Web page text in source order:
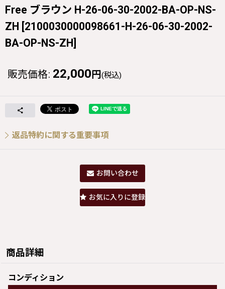
Free ブラウン H-26-06-30-2002-BA-OP-NS-
ZH [2100030000098661-H-26-06-30-2002-
BA-OP-NS-ZH]
販売価格: 22,000 円 (税込)
返品特約に関する重要事項
お問い合わせ
お気に入りに登録
商品詳細
コンディション